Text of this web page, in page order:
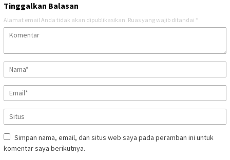
Tinggalkan Balasan
Alamat email Anda tidak akan dipublikasikan. Ruas yang wajib ditandai *
Simpan nama, email, dan situs web saya pada peramban ini untuk
komentar saya berikutnya.